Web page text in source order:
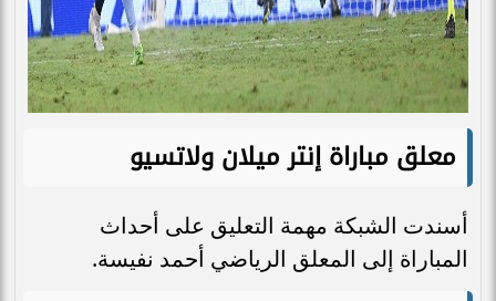
معلق مباراة إنتر ميلان ولاتسيو
أسندت الشبكة مهمة التعليق على أحداث
المباراة إلى المعلق الرياضي أحمد نفيسة.